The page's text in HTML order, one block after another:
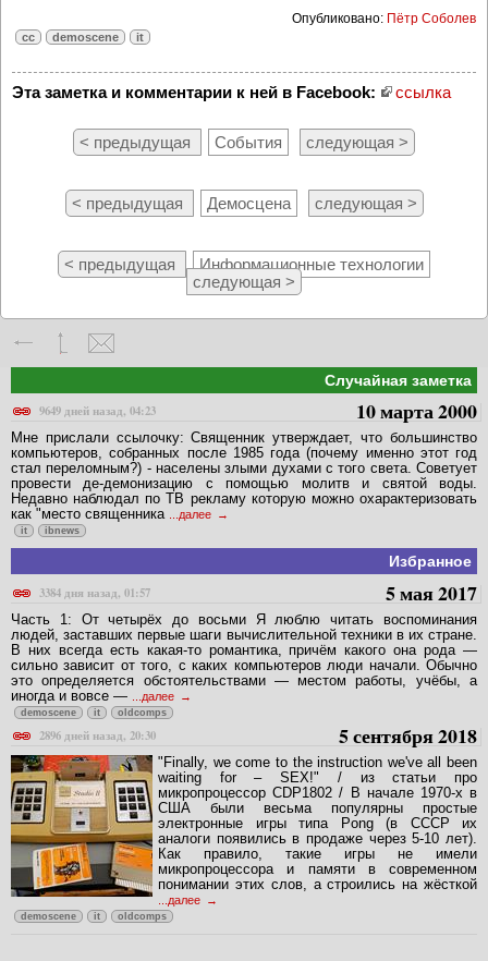
Опубликовано: Пётр Соболев
cc demoscene it
Эта заметка и комментарии к ней в Facebook: ссылка
< предыдущая События следующая >
< предыдущая Демосцена следующая >
< предыдущая
Информационные технологии
следующая >
Случайная заметка
9649 дней назад, 04:23
10 марта 2000
Мне прислали ссылочку: Священник утверждает, что большинство
компьютеров, собранных после 1985 года (почему именно этот год
стал переломным?) - населены злыми духами с того света. Советует
провести де-демонизацию с помощью молитв и святой воды.
Недавно наблюдал по ТВ рекламу которую можно охарактеризовать
как "место священника
...далее
it ibnews
Избранное
3384 дня назад, 01:57
5 мая 2017
Часть 1: От четырёх до восьми Я люблю читать воспоминания
людей, заставших первые шаги вычислительной техники в их стране.
В них всегда есть какая-то романтика, причём какого она рода —
сильно зависит от того, с каких компьютеров люди начали. Обычно
это определяется обстоятельствами — местом работы, учёбы, а
иногда и вовсе —
...далее
demoscene it oldcomps
2896 дней назад, 20:30 5 сентября 2018
"Finally, we come to the instruction we've all been
waiting for – SEX!" / из статьи про
микропроцессор CDP1802 / В начале 1970-х в
США были весьма популярны простые
электронные игры типа Pong (в СССР их
аналоги появились в продаже через 5-10 лет).
Как правило, такие игры не имели
микропроцессора и памяти в современном
понимании этих слов, а строились на жёсткой
...далее
demoscene it oldcomps